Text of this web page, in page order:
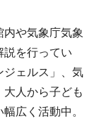
や気象庁気象
説を行ってい
ジェルス」、気
人から子ども
広く活動中。